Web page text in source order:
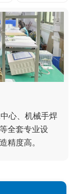
心、机械手焊
全套专业设
精度高。